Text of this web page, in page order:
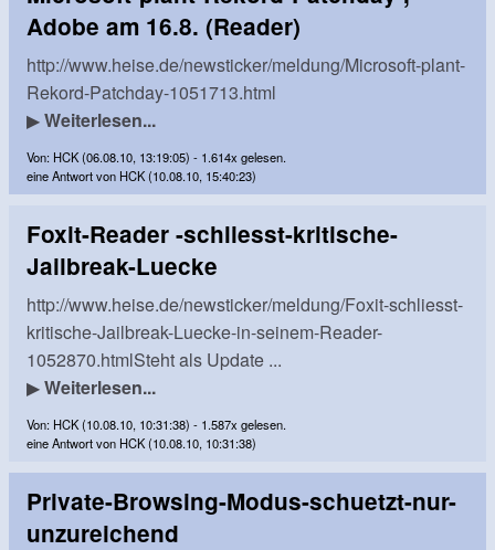
Adobe am 16.8. (Reader)
http://www.heise.de/newsticker/meldung/Microsoft-plant-
Rekord-Patchday-1051713.html
▶Weiterlesen...
Von: HCK (06.08.10, 13:19:05) - 1.614x gelesen.
eine Antwort von HCK (10.08.10, 15:40:23)
Foxit-Reader -schliesst-kritische-
Jailbreak-Luecke
http://www.heise.de/newsticker/meldung/Foxit-schliesst-
kritische-Jailbreak-Luecke-in-seinem-Reader-
1052870.htmlSteht als Update ...
▶Weiterlesen...
Von: HCK (10.08.10, 10:31:38) - 1.587x gelesen.
eine Antwort von HCK (10.08.10, 10:31:38)
Private-Browsing-Modus-schuetzt-nur-
unzureichend